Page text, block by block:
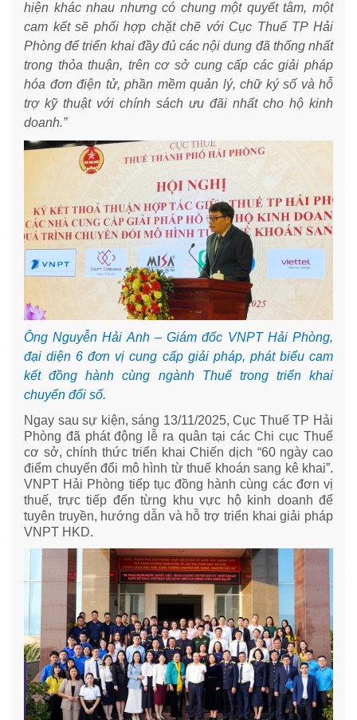
hiện khác nhau nhưng có chung một quyết tâm, một
cam kết sẽ phối hợp chặt chẽ với Cục Thuế TP Hải
Phòng để triển khai đầy đủ các nội dung đã thống nhất
trong thỏa thuận, trên cơ sở cung cấp các giải pháp
hóa đơn điện tử, phần mềm quản lý, chữ ký số và hỗ
trợ kỹ thuật với chính sách ưu đãi nhất cho hộ kinh
doanh.”
Ông Nguyễn Hải Anh – Giám đốc VNPT Hải Phòng,
đại diện 6 đơn vị cung cấp giải pháp, phát biểu cam
kết đồng hành cùng ngành Thuế trong triển khai
chuyển đổi số.
Ngay sau sự kiện, sáng 13/11/2025, Cục Thuế TP Hải
Phòng đã phát động lễ ra quân tại các Chi cục Thuế
cơ sở, chính thức triển khai Chiến dịch “60 ngày cao
điểm chuyển đổi mô hình từ thuế khoán sang kê khai”.
VNPT Hải Phòng tiếp tục đồng hành cùng các đơn vị
thuế, trực tiếp đến từng khu vực hộ kinh doanh để
tuyên truyền, hướng dẫn và hỗ trợ triển khai giải pháp
VNPT HKD.